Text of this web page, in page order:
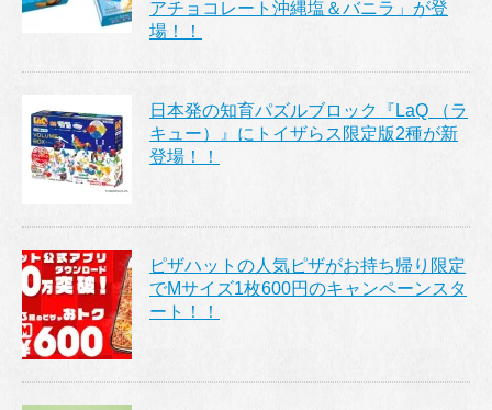
アチョコレート沖縄塩＆バニラ」が登
場！！
日本発の知育パズルブロック『LaQ （ラ
キュー）』にトイザらス限定版2種が新
登場！！
ピザハットの人気ピザがお持ち帰り限定
でMサイズ1枚600円のキャンペーンスタ
ート！！